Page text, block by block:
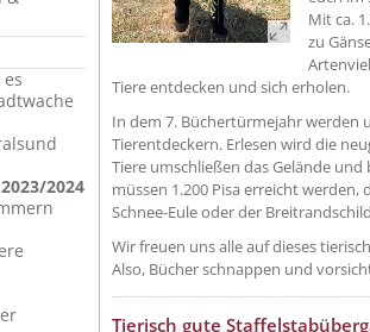
2024
Mit ca.
zu
Tiere entdecken und sich erholen.
In dem 7. Büchertürmejahr werden
Tierentdeckern. Erlesen wird die
Tiere umschließen das Gelände
müssen 1.200 Pisa erreicht
Schnee-Eule oder der
Wir freuen uns alle auf dieses
Also, Bücher schnappen und
??? absaetzeOben[2]/titel
Tierisch gute